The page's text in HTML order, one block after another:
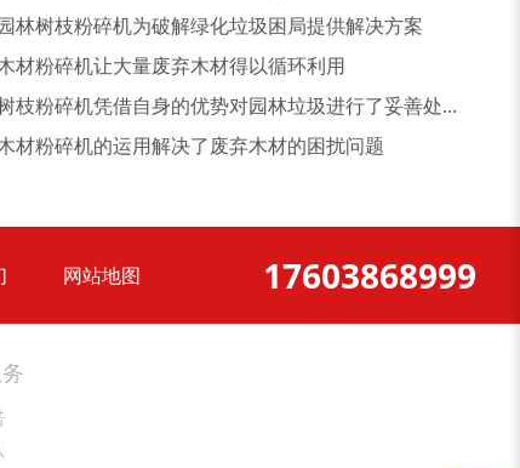
锯末粉碎机 大件垃圾处理设备...
林树枝粉碎机为破解绿化垃圾困局提供解决方案
材粉碎机让大量废弃木材得以循环利用
枝粉碎机凭借自身的优势对园林垃圾进行了妥善处...
材粉碎机的运用解决了废弃木材的困扰问题
网站地图 17603868999